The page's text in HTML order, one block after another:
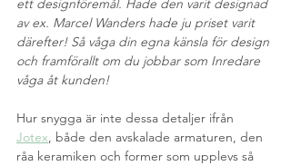
ett designföremål. Hade den varit designad
av ex. Marcel Wanders hade ju priset varit
därefter! Så våga din egna känsla för design
och framförallt om du jobbar som Inredare
våga åt kunden!
Hur snygga är inte dessa detaljer ifrån
Jotex, både den avskalade armaturen, den
råa keramiken och former som upplevs så